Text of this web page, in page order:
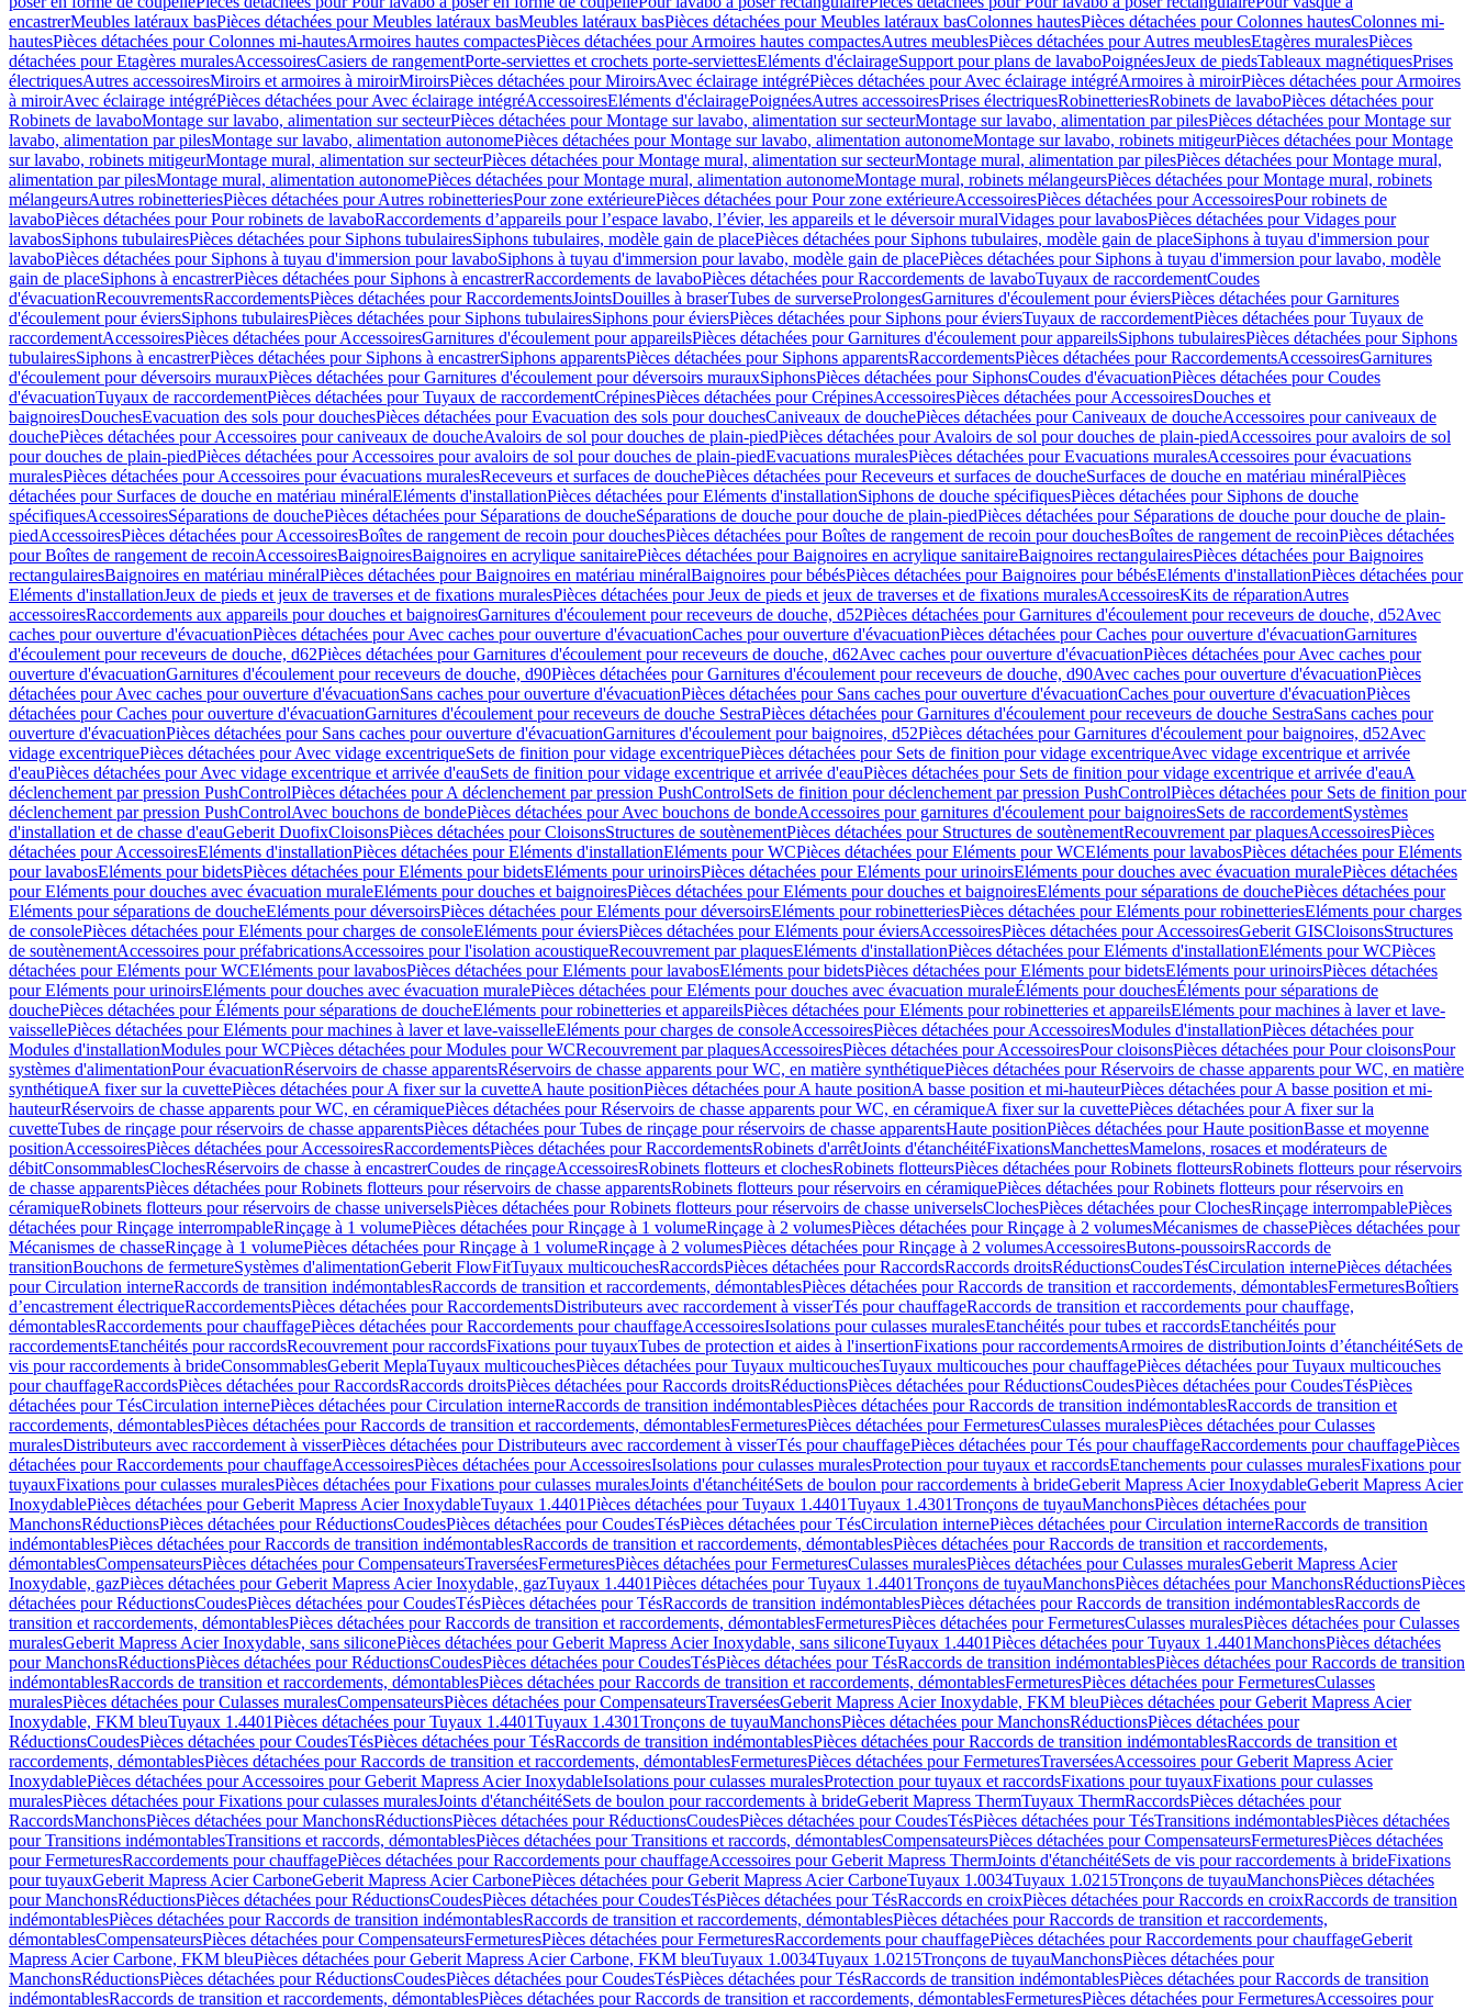
encastrerMeubles latéraux basPièces détachées pour Meubles latéraux basMeubles latéraux basPièces détachées pour Meubles latéraux basColonnes hautesPièces détachées pour Colonnes hautesColonnes mi-
hautesPièces détachées pour Colonnes mi-hautesArmoires hautes compactesPièces détachées pour Armoires hautes compactesAutres meublesPièces détachées pour Autres meublesEtagères muralesPièces
détachées pour Etagères muralesAccessoiresCasiers de rangementPorte-serviettes et crochets porte-serviettesEléments d'éclairageSupport pour plans de lavaboPoignéesJeux de piedsTableaux magnétiquesPrises
électriquesAutres accessoiresMiroirs et armoires à miroirMiroirsPièces détachées pour MiroirsAvec éclairage intégréPièces détachées pour Avec éclairage intégréArmoires à miroirPièces détachées pour Armoires
à miroirAvec éclairage intégréPièces détachées pour Avec éclairage intégréAccessoiresEléments d'éclairagePoignéesAutres accessoiresPrises électriquesRobinetteriesRobinets de lavaboPièces détachées pour
Robinets de lavaboMontage sur lavabo, alimentation sur secteurPièces détachées pour Montage sur lavabo, alimentation sur secteurMontage sur lavabo, alimentation par pilesPièces détachées pour Montage sur
lavabo, alimentation par pilesMontage sur lavabo, alimentation autonomePièces détachées pour Montage sur lavabo, alimentation autonomeMontage sur lavabo, robinets mitigeurPièces détachées pour Montage
sur lavabo, robinets mitigeurMontage mural, alimentation sur secteurPièces détachées pour Montage mural, alimentation sur secteurMontage mural, alimentation par pilesPièces détachées pour Montage mural,
alimentation par pilesMontage mural, alimentation autonomePièces détachées pour Montage mural, alimentation autonomeMontage mural, robinets mélangeursPièces détachées pour Montage mural, robinets
mélangeursAutres robinetteriesPièces détachées pour Autres robinetteriesPour zone extérieurePièces détachées pour Pour zone extérieureAccessoiresPièces détachées pour AccessoiresPour robinets de
lavaboPièces détachées pour Pour robinets de lavaboRaccordements d’appareils pour l’espace lavabo, l’évier, les appareils et le déversoir muralVidages pour lavabosPièces détachées pour Vidages pour
lavabosSiphons tubulairesPièces détachées pour Siphons tubulairesSiphons tubulaires, modèle gain de placePièces détachées pour Siphons tubulaires, modèle gain de placeSiphons à tuyau d'immersion pour
lavaboPièces détachées pour Siphons à tuyau d'immersion pour lavaboSiphons à tuyau d'immersion pour lavabo, modèle gain de placePièces détachées pour Siphons à tuyau d'immersion pour lavabo, modèle
gain de placeSiphons à encastrerPièces détachées pour Siphons à encastrerRaccordements de lavaboPièces détachées pour Raccordements de lavaboTuyaux de raccordementCoudes
d'évacuationRecouvrementsRaccordementsPièces détachées pour RaccordementsJointsDouilles à braserTubes de surverseProlongesGarnitures d'écoulement pour éviersPièces détachées pour Garnitures
d'écoulement pour éviersSiphons tubulairesPièces détachées pour Siphons tubulairesSiphons pour éviersPièces détachées pour Siphons pour éviersTuyaux de raccordementPièces détachées pour Tuyaux de
raccordementAccessoiresPièces détachées pour AccessoiresGarnitures d'écoulement pour appareilsPièces détachées pour Garnitures d'écoulement pour appareilsSiphons tubulairesPièces détachées pour Siphons
tubulairesSiphons à encastrerPièces détachées pour Siphons à encastrerSiphons apparentsPièces détachées pour Siphons apparentsRaccordementsPièces détachées pour RaccordementsAccessoiresGarnitures
d'écoulement pour déversoirs murauxPièces détachées pour Garnitures d'écoulement pour déversoirs murauxSiphonsPièces détachées pour SiphonsCoudes d'évacuationPièces détachées pour Coudes
d'évacuationTuyaux de raccordementPièces détachées pour Tuyaux de raccordementCrépinesPièces détachées pour CrépinesAccessoiresPièces détachées pour AccessoiresDouches et
baignoiresDouchesEvacuation des sols pour douchesPièces détachées pour Evacuation des sols pour douchesCaniveaux de douchePièces détachées pour Caniveaux de doucheAccessoires pour caniveaux de
douchePièces détachées pour Accessoires pour caniveaux de doucheAvaloirs de sol pour douches de plain-piedPièces détachées pour Avaloirs de sol pour douches de plain-piedAccessoires pour avaloirs de sol
pour douches de plain-piedPièces détachées pour Accessoires pour avaloirs de sol pour douches de plain-piedEvacuations muralesPièces détachées pour Evacuations muralesAccessoires pour évacuations
muralesPièces détachées pour Accessoires pour évacuations muralesReceveurs et surfaces de douchePièces détachées pour Receveurs et surfaces de doucheSurfaces de douche en matériau minéralPièces
détachées pour Surfaces de douche en matériau minéralEléments d'installationPièces détachées pour Eléments d'installationSiphons de douche spécifiquesPièces détachées pour Siphons de douche
spécifiquesAccessoiresSéparations de douchePièces détachées pour Séparations de doucheSéparations de douche pour douche de plain-piedPièces détachées pour Séparations de douche pour douche de plain-
piedAccessoiresPièces détachées pour AccessoiresBoîtes de rangement de recoin pour douchesPièces détachées pour Boîtes de rangement de recoin pour douchesBoîtes de rangement de recoinPièces détachées
pour Boîtes de rangement de recoinAccessoiresBaignoiresBaignoires en acrylique sanitairePièces détachées pour Baignoires en acrylique sanitaireBaignoires rectangulairesPièces détachées pour Baignoires
rectangulairesBaignoires en matériau minéralPièces détachées pour Baignoires en matériau minéralBaignoires pour bébésPièces détachées pour Baignoires pour bébésEléments d'installationPièces détachées pour
Eléments d'installationJeux de pieds et jeux de traverses et de fixations muralesPièces détachées pour Jeux de pieds et jeux de traverses et de fixations muralesAccessoiresKits de réparationAutres
accessoiresRaccordements aux appareils pour douches et baignoiresGarnitures d'écoulement pour receveurs de douche, d52Pièces détachées pour Garnitures d'écoulement pour receveurs de douche, d52Avec
caches pour ouverture d'évacuationPièces détachées pour Avec caches pour ouverture d'évacuationCaches pour ouverture d'évacuationPièces détachées pour Caches pour ouverture d'évacuationGarnitures
d'écoulement pour receveurs de douche, d62Pièces détachées pour Garnitures d'écoulement pour receveurs de douche, d62Avec caches pour ouverture d'évacuationPièces détachées pour Avec caches pour
ouverture d'évacuationGarnitures d'écoulement pour receveurs de douche, d90Pièces détachées pour Garnitures d'écoulement pour receveurs de douche, d90Avec caches pour ouverture d'évacuationPièces
détachées pour Avec caches pour ouverture d'évacuationSans caches pour ouverture d'évacuationPièces détachées pour Sans caches pour ouverture d'évacuationCaches pour ouverture d'évacuationPièces
détachées pour Caches pour ouverture d'évacuationGarnitures d'écoulement pour receveurs de douche SestraPièces détachées pour Garnitures d'écoulement pour receveurs de douche SestraSans caches pour
ouverture d'évacuationPièces détachées pour Sans caches pour ouverture d'évacuationGarnitures d'écoulement pour baignoires, d52Pièces détachées pour Garnitures d'écoulement pour baignoires, d52Avec
vidage excentriquePièces détachées pour Avec vidage excentriqueSets de finition pour vidage excentriquePièces détachées pour Sets de finition pour vidage excentriqueAvec vidage excentrique et arrivée
d'eauPièces détachées pour Avec vidage excentrique et arrivée d'eauSets de finition pour vidage excentrique et arrivée d'eauPièces détachées pour Sets de finition pour vidage excentrique et arrivée d'eauA
déclenchement par pression PushControlPièces détachées pour A déclenchement par pression PushControlSets de finition pour déclenchement par pression PushControlPièces détachées pour Sets de finition pour
déclenchement par pression PushControlAvec bouchons de bondePièces détachées pour Avec bouchons de bondeAccessoires pour garnitures d'écoulement pour baignoiresSets de raccordementSystèmes
d'installation et de chasse d'eauGeberit DuofixCloisonsPièces détachées pour CloisonsStructures de soutènementPièces détachées pour Structures de soutènementRecouvrement par plaquesAccessoiresPièces
détachées pour AccessoiresEléments d'installationPièces détachées pour Eléments d'installationEléments pour WCPièces détachées pour Eléments pour WCEléments pour lavabosPièces détachées pour Eléments
pour lavabosEléments pour bidetsPièces détachées pour Eléments pour bidetsEléments pour urinoirsPièces détachées pour Eléments pour urinoirsEléments pour douches avec évacuation muralePièces détachées
pour Eléments pour douches avec évacuation muraleEléments pour douches et baignoiresPièces détachées pour Eléments pour douches et baignoiresEléments pour séparations de douchePièces détachées pour
Eléments pour séparations de doucheEléments pour déversoirsPièces détachées pour Eléments pour déversoirsEléments pour robinetteriesPièces détachées pour Eléments pour robinetteriesEléments pour charges
de consolePièces détachées pour Eléments pour charges de consoleEléments pour éviersPièces détachées pour Eléments pour éviersAccessoiresPièces détachées pour AccessoiresGeberit GISCloisonsStructures
de soutènementAccessoires pour préfabricationsAccessoires pour l'isolation acoustiqueRecouvrement par plaquesEléments d'installationPièces détachées pour Eléments d'installationEléments pour WCPièces
détachées pour Eléments pour WCEléments pour lavabosPièces détachées pour Eléments pour lavabosEléments pour bidetsPièces détachées pour Eléments pour bidetsEléments pour urinoirsPièces détachées
pour Eléments pour urinoirsEléments pour douches avec évacuation muralePièces détachées pour Eléments pour douches avec évacuation muraleÉléments pour douchesÉléments pour séparations de
douchePièces détachées pour Éléments pour séparations de doucheEléments pour robinetteries et appareilsPièces détachées pour Eléments pour robinetteries et appareilsEléments pour machines à laver et lave-
vaissellePièces détachées pour Eléments pour machines à laver et lave-vaisselleEléments pour charges de consoleAccessoiresPièces détachées pour AccessoiresModules d'installationPièces détachées pour
Modules d'installationModules pour WCPièces détachées pour Modules pour WCRecouvrement par plaquesAccessoiresPièces détachées pour AccessoiresPour cloisonsPièces détachées pour Pour cloisonsPour
systèmes d'alimentationPour évacuationRéservoirs de chasse apparentsRéservoirs de chasse apparents pour WC, en matière synthétiquePièces détachées pour Réservoirs de chasse apparents pour WC, en matière
synthétiqueA fixer sur la cuvettePièces détachées pour A fixer sur la cuvetteA haute positionPièces détachées pour A haute positionA basse position et mi-hauteurPièces détachées pour A basse position et mi-
hauteurRéservoirs de chasse apparents pour WC, en céramiquePièces détachées pour Réservoirs de chasse apparents pour WC, en céramiqueA fixer sur la cuvettePièces détachées pour A fixer sur la
cuvetteTubes de rinçage pour réservoirs de chasse apparentsPièces détachées pour Tubes de rinçage pour réservoirs de chasse apparentsHaute positionPièces détachées pour Haute positionBasse et moyenne
positionAccessoiresPièces détachées pour AccessoiresRaccordementsPièces détachées pour RaccordementsRobinets d'arrêtJoints d'étanchéitéFixationsManchettesMamelons, rosaces et modérateurs de
débitConsommablesClochesRéservoirs de chasse à encastrerCoudes de rinçageAccessoiresRobinets flotteurs et clochesRobinets flotteursPièces détachées pour Robinets flotteursRobinets flotteurs pour réservoirs
de chasse apparentsPièces détachées pour Robinets flotteurs pour réservoirs de chasse apparentsRobinets flotteurs pour réservoirs en céramiquePièces détachées pour Robinets flotteurs pour réservoirs en
céramiqueRobinets flotteurs pour réservoirs de chasse universelsPièces détachées pour Robinets flotteurs pour réservoirs de chasse universelsClochesPièces détachées pour ClochesRinçage interrompablePièces
détachées pour Rinçage interrompableRinçage à 1 volumePièces détachées pour Rinçage à 1 volumeRinçage à 2 volumesPièces détachées pour Rinçage à 2 volumesMécanismes de chassePièces détachées pour
Mécanismes de chasseRinçage à 1 volumePièces détachées pour Rinçage à 1 volumeRinçage à 2 volumesPièces détachées pour Rinçage à 2 volumesAccessoiresButons-poussoirsRaccords de
transitionBouchons de fermetureSystèmes d'alimentationGeberit FlowFitTuyaux multicouchesRaccordsPièces détachées pour RaccordsRaccords droitsRéductionsCoudesTésCirculation internePièces détachées
pour Circulation interneRaccords de transition indémontablesRaccords de transition et raccordements, démontablesPièces détachées pour Raccords de transition et raccordements, démontablesFermeturesBoîtiers
d’encastrement électriqueRaccordementsPièces détachées pour RaccordementsDistributeurs avec raccordement à visserTés pour chauffageRaccords de transition et raccordements pour chauffage,
démontablesRaccordements pour chauffagePièces détachées pour Raccordements pour chauffageAccessoiresIsolations pour culasses muralesEtanchéités pour tubes et raccordsEtanchéités pour
raccordementsEtanchéités pour raccordsRecouvrement pour raccordsFixations pour tuyauxTubes de protection et aides à l'insertionFixations pour raccordementsArmoires de distributionJoints d’étanchéitéSets de
vis pour raccordements à brideConsommablesGeberit MeplaTuyaux multicouchesPièces détachées pour Tuyaux multicouchesTuyaux multicouches pour chauffagePièces détachées pour Tuyaux multicouches
pour chauffageRaccordsPièces détachées pour RaccordsRaccords droitsPièces détachées pour Raccords droitsRéductionsPièces détachées pour RéductionsCoudesPièces détachées pour CoudesTésPièces
détachées pour TésCirculation internePièces détachées pour Circulation interneRaccords de transition indémontablesPièces détachées pour Raccords de transition indémontablesRaccords de transition et
raccordements, démontablesPièces détachées pour Raccords de transition et raccordements, démontablesFermeturesPièces détachées pour FermeturesCulasses muralesPièces détachées pour Culasses
muralesDistributeurs avec raccordement à visserPièces détachées pour Distributeurs avec raccordement à visserTés pour chauffagePièces détachées pour Tés pour chauffageRaccordements pour chauffagePièces
détachées pour Raccordements pour chauffageAccessoiresPièces détachées pour AccessoiresIsolations pour culasses muralesProtection pour tuyaux et raccordsEtanchements pour culasses muralesFixations pour
tuyauxFixations pour culasses muralesPièces détachées pour Fixations pour culasses muralesJoints d'étanchéitéSets de boulon pour raccordements à brideGeberit Mapress Acier InoxydableGeberit Mapress Acier
InoxydablePièces détachées pour Geberit Mapress Acier InoxydableTuyaux 1.4401Pièces détachées pour Tuyaux 1.4401Tuyaux 1.4301Tronçons de tuyauManchonsPièces détachées pour
ManchonsRéductionsPièces détachées pour RéductionsCoudesPièces détachées pour CoudesTésPièces détachées pour TésCirculation internePièces détachées pour Circulation interneRaccords de transition
indémontablesPièces détachées pour Raccords de transition indémontablesRaccords de transition et raccordements, démontablesPièces détachées pour Raccords de transition et raccordements,
démontablesCompensateursPièces détachées pour CompensateursTraverséesFermeturesPièces détachées pour FermeturesCulasses muralesPièces détachées pour Culasses muralesGeberit Mapress Acier
Inoxydable, gazPièces détachées pour Geberit Mapress Acier Inoxydable, gazTuyaux 1.4401Pièces détachées pour Tuyaux 1.4401Tronçons de tuyauManchonsPièces détachées pour ManchonsRéductionsPièces
détachées pour RéductionsCoudesPièces détachées pour CoudesTésPièces détachées pour TésRaccords de transition indémontablesPièces détachées pour Raccords de transition indémontablesRaccords de
transition et raccordements, démontablesPièces détachées pour Raccords de transition et raccordements, démontablesFermeturesPièces détachées pour FermeturesCulasses muralesPièces détachées pour Culasses
muralesGeberit Mapress Acier Inoxydable, sans siliconePièces détachées pour Geberit Mapress Acier Inoxydable, sans siliconeTuyaux 1.4401Pièces détachées pour Tuyaux 1.4401ManchonsPièces détachées
pour ManchonsRéductionsPièces détachées pour RéductionsCoudesPièces détachées pour CoudesTésPièces détachées pour TésRaccords de transition indémontablesPièces détachées pour Raccords de transition
indémontablesRaccords de transition et raccordements, démontablesPièces détachées pour Raccords de transition et raccordements, démontablesFermeturesPièces détachées pour FermeturesCulasses
muralesPièces détachées pour Culasses muralesCompensateursPièces détachées pour CompensateursTraverséesGeberit Mapress Acier Inoxydable, FKM bleuPièces détachées pour Geberit Mapress Acier
Inoxydable, FKM bleuTuyaux 1.4401Pièces détachées pour Tuyaux 1.4401Tuyaux 1.4301Tronçons de tuyauManchonsPièces détachées pour ManchonsRéductionsPièces détachées pour
RéductionsCoudesPièces détachées pour CoudesTésPièces détachées pour TésRaccords de transition indémontablesPièces détachées pour Raccords de transition indémontablesRaccords de transition et
raccordements, démontablesPièces détachées pour Raccords de transition et raccordements, démontablesFermeturesPièces détachées pour FermeturesTraverséesAccessoires pour Geberit Mapress Acier
InoxydablePièces détachées pour Accessoires pour Geberit Mapress Acier InoxydableIsolations pour culasses muralesProtection pour tuyaux et raccordsFixations pour tuyauxFixations pour culasses
muralesPièces détachées pour Fixations pour culasses muralesJoints d'étanchéitéSets de boulon pour raccordements à brideGeberit Mapress ThermTuyaux ThermRaccordsPièces détachées pour
RaccordsManchonsPièces détachées pour ManchonsRéductionsPièces détachées pour RéductionsCoudesPièces détachées pour CoudesTésPièces détachées pour TésTransitions indémontablesPièces détachées
pour Transitions indémontablesTransitions et raccords, démontablesPièces détachées pour Transitions et raccords, démontablesCompensateursPièces détachées pour CompensateursFermeturesPièces détachées
pour FermeturesRaccordements pour chauffagePièces détachées pour Raccordements pour chauffageAccessoires pour Geberit Mapress ThermJoints d'étanchéitéSets de vis pour raccordements à brideFixations
pour tuyauxGeberit Mapress Acier CarboneGeberit Mapress Acier CarbonePièces détachées pour Geberit Mapress Acier CarboneTuyaux 1.0034Tuyaux 1.0215Tronçons de tuyauManchonsPièces détachées
pour ManchonsRéductionsPièces détachées pour RéductionsCoudesPièces détachées pour CoudesTésPièces détachées pour TésRaccords en croixPièces détachées pour Raccords en croixRaccords de transition
indémontablesPièces détachées pour Raccords de transition indémontablesRaccords de transition et raccordements, démontablesPièces détachées pour Raccords de transition et raccordements,
démontablesCompensateursPièces détachées pour CompensateursFermeturesPièces détachées pour FermeturesRaccordements pour chauffagePièces détachées pour Raccordements pour chauffageGeberit
Mapress Acier Carbone, FKM bleuPièces détachées pour Geberit Mapress Acier Carbone, FKM bleuTuyaux 1.0034Tuyaux 1.0215Tronçons de tuyauManchonsPièces détachées pour
ManchonsRéductionsPièces détachées pour RéductionsCoudesPièces détachées pour CoudesTésPièces détachées pour TésRaccords de transition indémontablesPièces détachées pour Raccords de transition
indémontablesRaccords de transition et raccordements, démontablesPièces détachées pour Raccords de transition et raccordements, démontablesFermeturesPièces détachées pour FermeturesAccessoires pour